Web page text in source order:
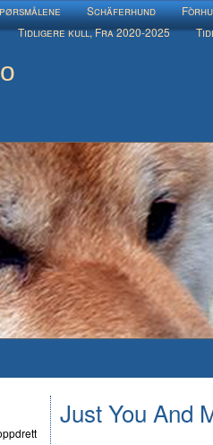
Schäferhund
Tidligere kull, Fra 2020-2025
Just You And